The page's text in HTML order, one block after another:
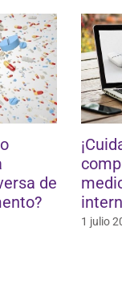
utilizar mi
sublingual
alergia
2020